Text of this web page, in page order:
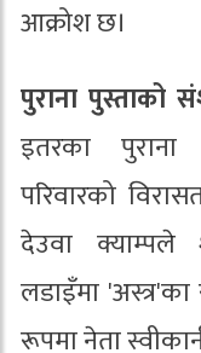
आक्रोश छ।
पुराना पुस्ताको
इतरका
परिवारको
देउवा क्याम्पले
लडाइँमा
रूपमा नेता